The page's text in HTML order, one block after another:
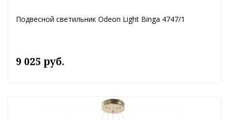
Подвесной светильник Odeon Light Binga 4747/1
9 025 руб.